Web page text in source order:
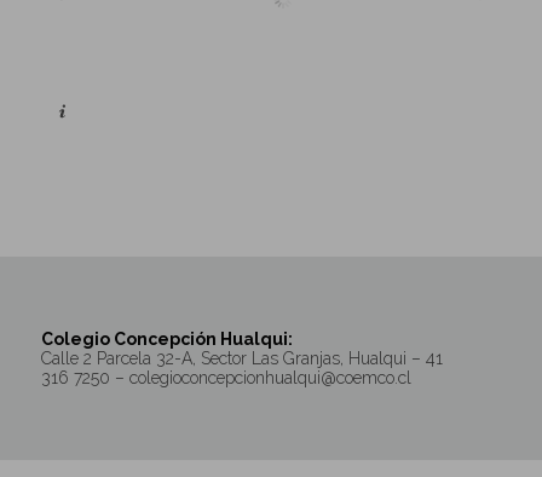
Colegio Concepción Hualqui:
Calle 2 Parcela 32-A, Sector Las Granjas, Hualqui – 41
316 7250 – colegioconcepcionhualqui@coemco.cl